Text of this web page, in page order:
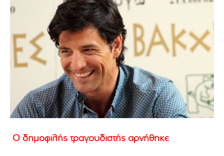
Ο δημοφιλής τραγουδιστής αρνήθηκε